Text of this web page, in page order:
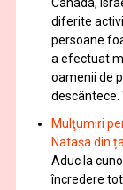
diferite
persoane
a efectuat
oamenii de
descântece.
Mulţumiri
Natașa din
Aduc la
încredere